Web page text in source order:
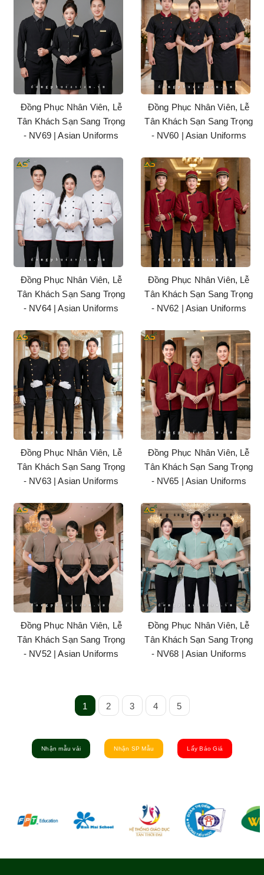
Đồng Phục Nhân Viên, Lễ
Tân Khách Sạn Sang Trọng
- NV69 | Asian Uniforms
Đồng Phục Nhân Viên, Lễ
Tân Khách Sạn Sang Trọng
- NV60 | Asian Uniforms
Đồng Phục Nhân Viên, Lễ
Tân Khách Sạn Sang Trọng
- NV64 | Asian Uniforms
Đồng Phục Nhân Viên, Lễ
Tân Khách Sạn Sang Trọng
- NV62 | Asian Uniforms
Đồng Phục Nhân Viên, Lễ
Tân Khách Sạn Sang Trọng
- NV63 | Asian Uniforms
Đồng Phục Nhân Viên, Lễ
Tân Khách Sạn Sang Trọng
- NV65 | Asian Uniforms
Đồng Phục Nhân Viên, Lễ
Tân Khách Sạn Sang Trọng
- NV52 | Asian Uniforms
Đồng Phục Nhân Viên, Lễ
Tân Khách Sạn Sang Trọng
- NV68 | Asian Uniforms
1 2 3 4 5
Nhận mẫu vải Nhận SP Mẫu Lấy Báo Giá